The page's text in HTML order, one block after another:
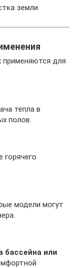
земли.
применяются для
тепла в
полов.
горячего
модели могут
бассейна или